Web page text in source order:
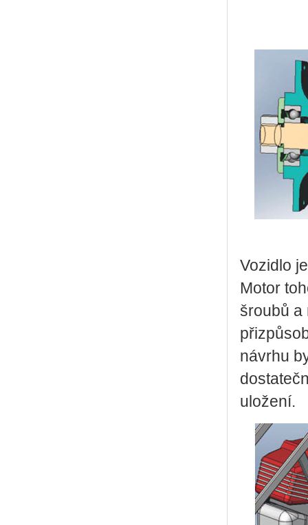
Vozidlo
Motor
šroubů a
návrhu
uložení.